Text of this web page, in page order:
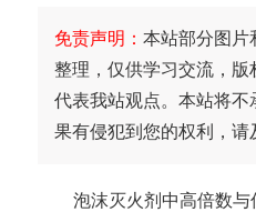
免责声明： 本站部分图片
整理，仅供学习交流，版
代表我站观点。本站将不
果有侵犯到您的权利，请
泡沫灭火剂中高倍数与